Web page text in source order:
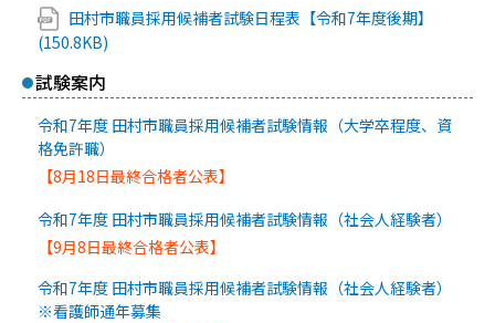
田村市職員採用候補者試験日程表【令和7年度後期】
(150.8KB)
試験案内
令和7年度 田村市職員採用候補者試験情報（大学卒程度、資
格免許職）
【8月18日最終合格者公表】
令和7年度 田村市職員採用候補者試験情報（社会人経験者）
【9月8日最終合格者公表】
令和7年度 田村市職員採用候補者試験情報（社会人経験者）
※看護師通年募集